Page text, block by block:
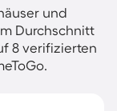
und
Durchschnitt
8 verifizierten